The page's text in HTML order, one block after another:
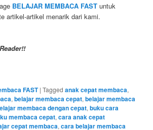
BELAJAR MEMBACA FAST untuk
artikel-artikel menarik dari kami.
FAST |Tagged anak cepat membaca,
,belajar membaca cepat,belajar membaca
membaca dengan cepat,buku cara
membaca cepat,cara anak cepat
cepat membaca,cara belajar membaca